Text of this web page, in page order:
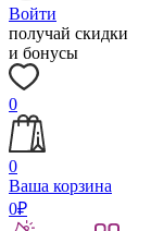
Войти
получай скидки
и бонусы
0
0
Ваша корзина
0₽